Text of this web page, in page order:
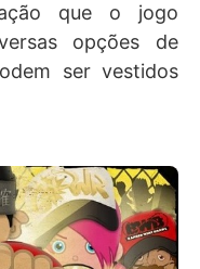
que o jogo
opções de
ser vestidos